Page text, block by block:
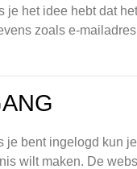
het idee hebt dat
zoals e-mailadres
bent ingelogd kun
wilt maken. De